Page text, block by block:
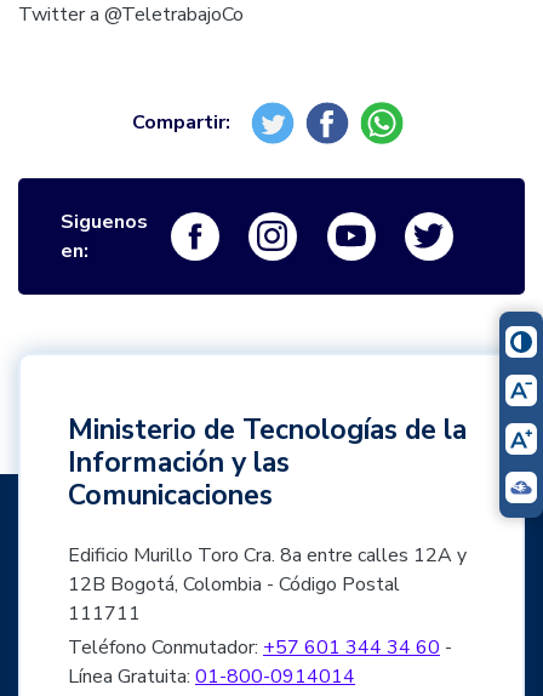
Twittera @TeletrabajoCo
Siguenos
en:
Logo FacebookLogo InstagramLogo Youtube
Ministerio de Tecnologías de la
Información y las
Comunicaciones
Edificio Murillo Toro Cra. 8a entre calles 12A y
12B Bogotá, Colombia - Código Postal
111711
Teléfono Conmutador: +57 601 344 34 60 -
Línea Gratuita: 01-800-0914014